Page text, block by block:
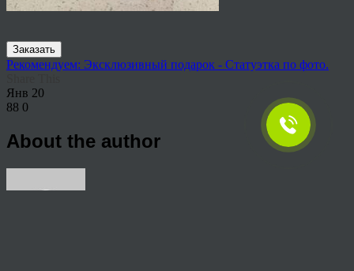
Заказать
Рекомендуем: Эксклюзивный подарок - Статуэтка по фото.
Янв 20
88 0
About the author